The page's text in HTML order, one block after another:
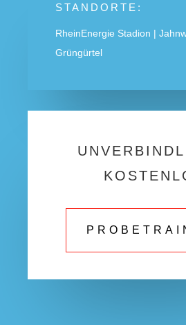
STANDORTE:
RheinEnergie Stadion |
Grüngürtel